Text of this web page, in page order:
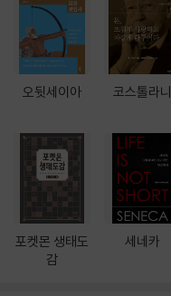
오뒷세이아
포켓몬 생태도
감
코스톨라니
세네카